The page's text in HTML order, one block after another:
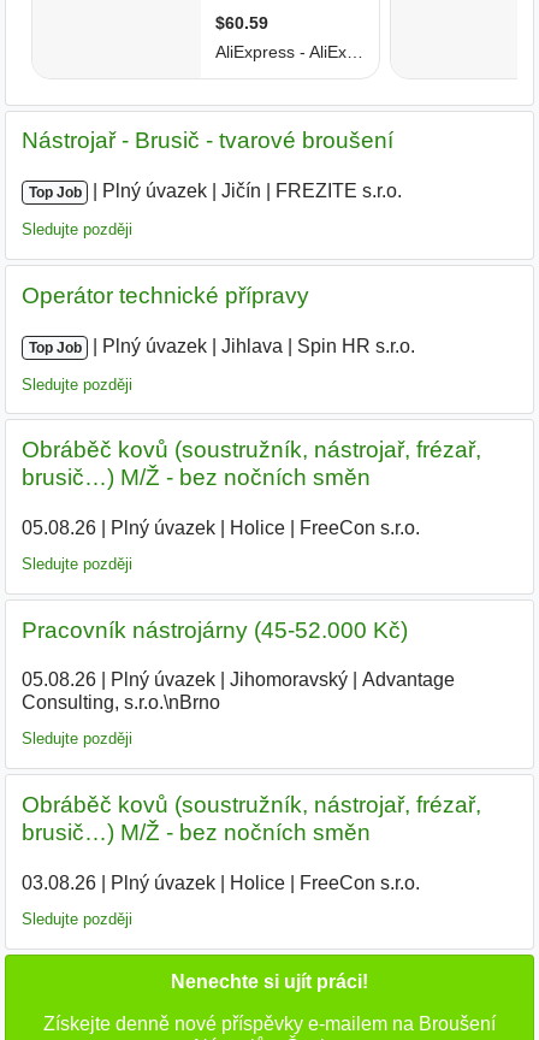
Nástrojař - Brusič - tvarové broušení
Top Job Plný úvazek Jičín FREZITE s.r.o.
Sledujte později
Operátor technické přípravy
Top Job Plný úvazek Jihlava Spin HR s.r.o.
Sledujte později
Obráběč kovů (soustružník, nástrojař, frézař,
brusič…) M/Ž - bez nočních směn
05.08.26| Plný úvazek| Holice| FreeCon s.r.o.
Sledujte později
Pracovník nástrojárny (45-52.000 Kč)
05.08.26| Plný úvazek| Jihomoravský|
Advantage
Consulting, s.r.o.\nBrno
Sledujte později
Obráběč kovů (soustružník, nástrojař, frézař,
brusič…) M/Ž - bez nočních směn
03.08.26| Plný úvazek| Holice| FreeCon s.r.o.
Sledujte později
Nenechte si ujít práci!
Získejte denně nové příspěvky e-mailem na Broušení